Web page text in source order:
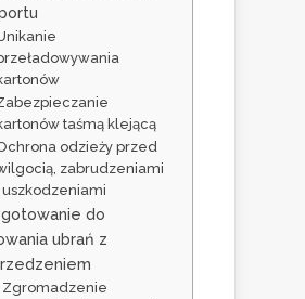
taśmą klejącą
odzieży przed
zabrudzeniami
uszkodzeniami
do
ubrań z
Zgromadzenie